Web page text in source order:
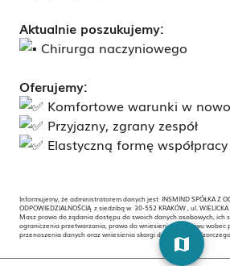
Aktualnie poszukujemy:
Chirurga naczyniowego
Oferujemy:
Komfortowe warunki w
Przyjazny, zgrany zespół
Elastyczną formę współpracy
Informujemy, że administratorem danych jest INSMIND SPÓŁKA Z
ODPOWIEDZIALNOŚCIĄ z siedzibą w 30-552 KRAKÓW , ul.
Masz prawo do żądania dostępu do swoich danych osobowych, ich
ograniczenia przetwarzania, prawo do wniesienia sprzeciwu wobec
przenoszenia danych oraz wniesienia skargi do organu nadzorczego.
map